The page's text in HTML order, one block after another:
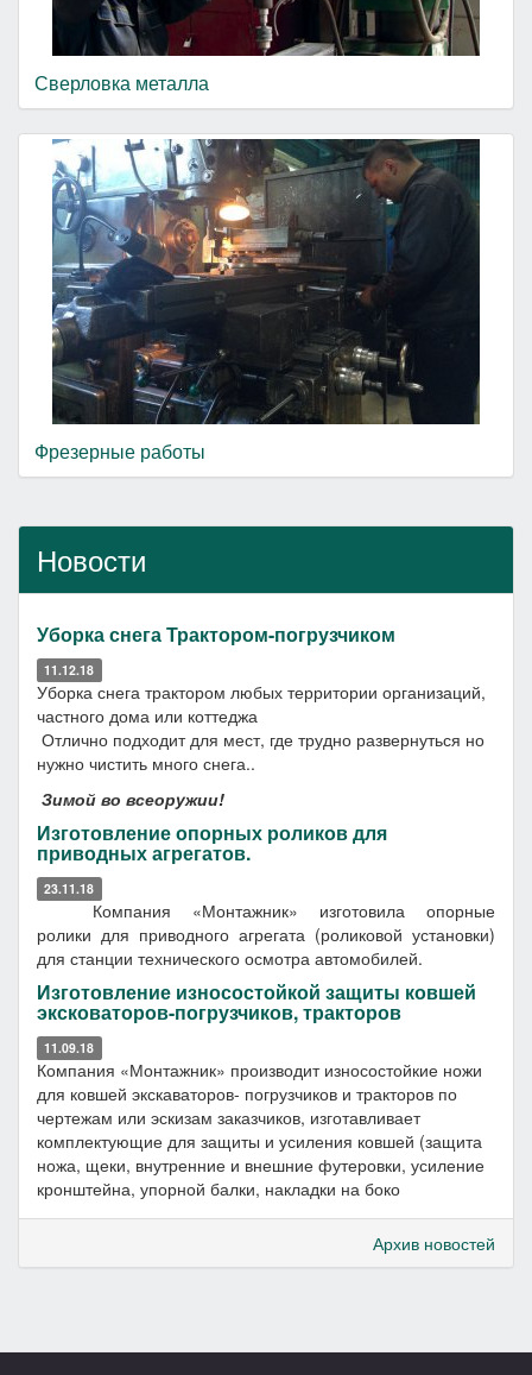
Сверловка металла
Фрезерные работы
Новости
Уборка снега Трактором-погрузчиком
11.12.18
Уборка снега трактором любых территории организаций,
частного дома или коттеджа
Отлично подходит для мест, где трудно развернуться но
нужно чистить много снега..
Зимой во всеоружии!
Изготовление опорных роликов для
приводных агрегатов.
23.11.18
Компания «Монтажник» изготовила опорные
ролики для приводного агрегата (роликовой установки)
для станции технического осмотра автомобилей.
Изготовление износостойкой защиты ковшей
эксковаторов-погрузчиков, тракторов
11.09.18
Компания «Монтажник» производит износостойкие ножи
для ковшей экскаваторов- погрузчиков и тракторов по
чертежам или эскизам заказчиков, изготавливает
комплектующие для защиты и усиления ковшей (защита
ножа, щеки, внутренние и внешние футеровки, усиление
кронштейна, упорной балки, накладки на боко
Архив новостей